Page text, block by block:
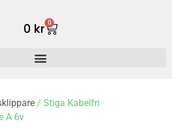
0 kr 0
/ Stiga Kabelfri
A 6v